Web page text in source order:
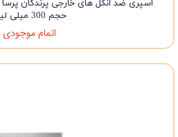
حجم 300 میلی لیتر
اتمام موجودی